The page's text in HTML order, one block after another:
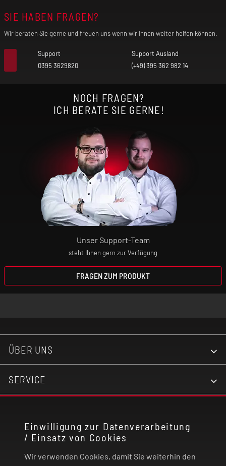
Einwilligung zur Datenverarbeitung
/ Einsatz von Cookies
Wir verwenden Cookies, damit Sie weiterhin den
SIE HABEN FRAGEN?
Wir beraten Sie gerne und freuen uns wenn wir Ihnen weiter helfen können.
Support
0395 3629820
Support Ausland
(+49) 395 362 982 14
NOCH FRAGEN?
ICH BERATE SIE GERNE!
Unser Support-Team
steht Ihnen gern zur Verfügung
FRAGEN ZUM PRODUKT
ÜBER UNS
SERVICE
RECHTLICHES